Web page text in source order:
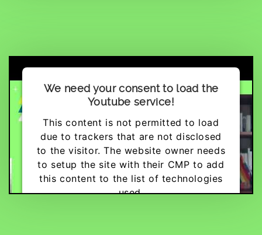
We need your consent to load the
Youtube service!
This content is not permitted to load
due to trackers that are not disclosed
to the visitor. The website owner needs
to setup the site with their CMP to add
this content to the list of technologies
used.